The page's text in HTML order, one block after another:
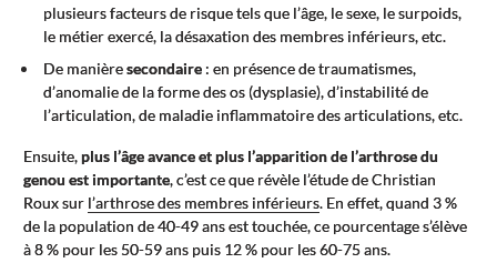
plusieurs facteurs de risque tels que l’âge, le sexe, le surpoids,
le métier exercé, la désaxation des membres inférieurs, etc.
De manièresecondaire: en présence de traumatismes,
d’anomalie de la forme des os (dysplasie), d’instabilité de
l’articulation, de maladie inflammatoire des articulations, etc.
Ensuite,plus l’âge avance et plus l’apparition de l’arthrose du
genou est importante, c’est ce que révèle l’étude de Christian
Roux sur l’arthrose des membres inférieurs. En effet, quand 3 %
de la population de 40-49 ans est touchée, ce pourcentage s’élève
à 8 % pour les 50-59 ans puis 12 % pour les 60-75 ans.